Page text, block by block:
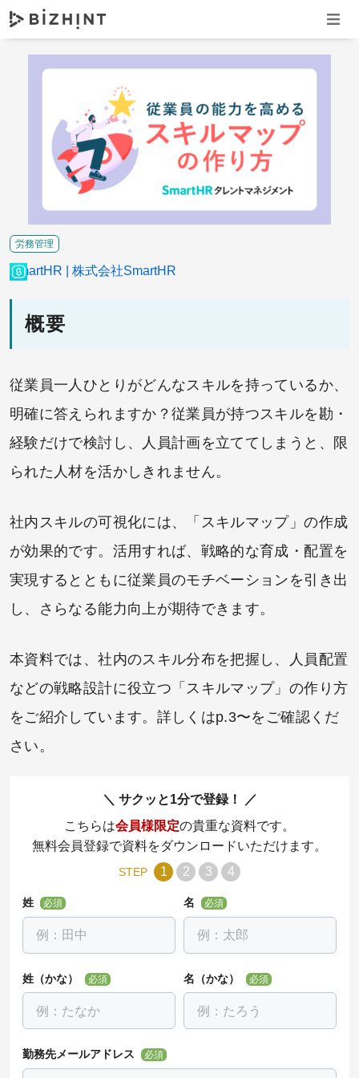
ナビ
概要
従業員一人ひとりがどんなスキルを持っているか、
明確に答えられますか？従業員が持つスキルを勘・
経験だけで検討し、人員計画を立ててしまうと、限
られた人材を活かしきれません。
社内スキルの可視化には、「スキルマップ」の作成
が効果的です。活用すれば、戦略的な育成・配置を
実現するとともに従業員のモチベーションを引き出
し、さらなる能力向上が期待できます。
本資料では、社内のスキル分布を把握し、人員配置
などの戦略設計に役立つ「スキルマップ」の作り方
をご紹介しています。詳しくはp.3〜をご確認くだ
さい。
労務管理
SmartHR 株式会社SmartHR
サクッと1分で登録！
こちらは会員様限定の貴重な資料です。
無料会員登録で資料をダウンロードいただけます。
STEP 1 2 3 4
姓 必須 名 必須
姓（かな） 必須 名（かな） 必須
勤務先メールアドレス 必須